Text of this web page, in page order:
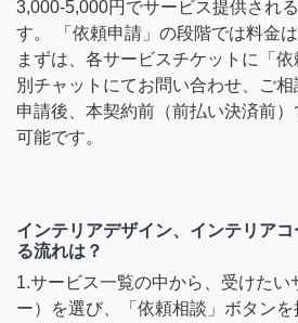
3,000-5,000円でサービス提供され
す。 「依頼申請」の段階では料金
まずは、各サービスチケットに「
別チャットにてお問い合わせ、ご
申請後、本契約前（前払い決済前
可能です。
インテリアデザイン、インテリア
る流れは？
1.サービス一覧の中から、受けたい
ー）を選び、「依頼相談」ボタン